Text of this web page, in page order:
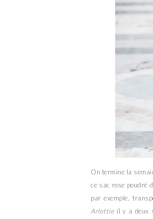
On termine la
ce sac rose poudré
par exemple,
Arlettie il y a deux